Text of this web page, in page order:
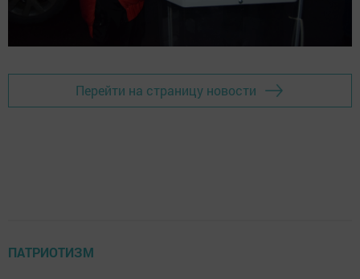
Перейти на страницу новости
ПАТРИОТИЗМ